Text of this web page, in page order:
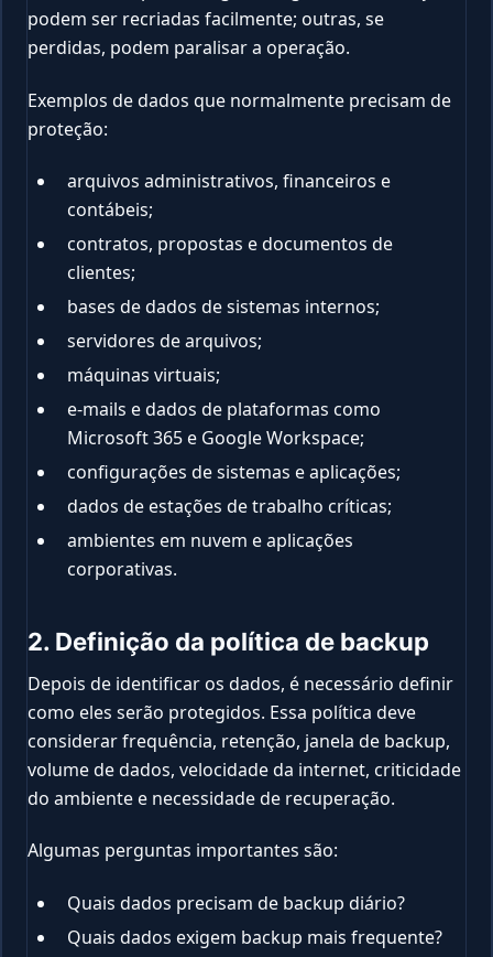
podem ser recriadas facilmente; outras, se
perdidas, podem paralisar a operação.
Exemplos de dados que normalmente precisam de
proteção:
arquivos administrativos, financeiros e
contábeis;
contratos, propostas e documentos de
clientes;
bases de dados de sistemas internos;
servidores de arquivos;
máquinas virtuais;
e-mails e dados de plataformas como
Microsoft 365 e Google Workspace;
configurações de sistemas e aplicações;
dados de estações de trabalho críticas;
ambientes em nuvem e aplicações
corporativas.
2. Definição da política de backup
Depois de identificar os dados, é necessário definir
como eles serão protegidos. Essa política deve
considerar frequência, retenção, janela de backup,
volume de dados, velocidade da internet, criticidade
do ambiente e necessidade de recuperação.
Algumas perguntas importantes são:
Quais dados precisam de backup diário?
Quais dados exigem backup mais frequente?